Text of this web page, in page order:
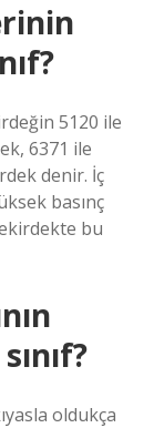
5120 ile
6371 ile
denir. İç
basınç
bu
oldukça